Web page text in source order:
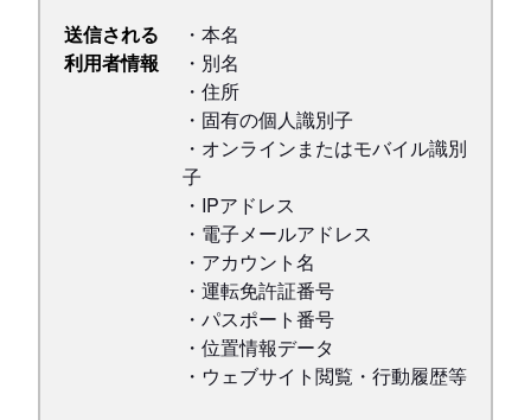
送信される
利用者情報
・本名
・別名
・住所
・固有の個人識別子
・オンラインまたはモバイル識別
子
・IPアドレス
・電子メールアドレス
・アカウント名
・運転免許証番号
・パスポート番号
・位置情報データ
・ウェブサイト閲覧・行動履歴等